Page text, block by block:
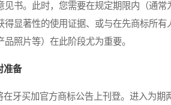
书。此时，您需要在规定期限内（通常
得显著性的使用证据、或与在先商标所
照片等）在此阶段尤为重要。
准备
买加官方商标公告上刊登。进入为期